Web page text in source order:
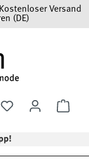
Versand
(DE)